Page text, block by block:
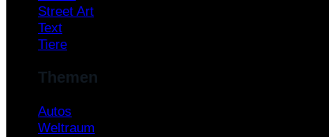
Street Art
Text
Tiere
Themen
Autos
Weltraum